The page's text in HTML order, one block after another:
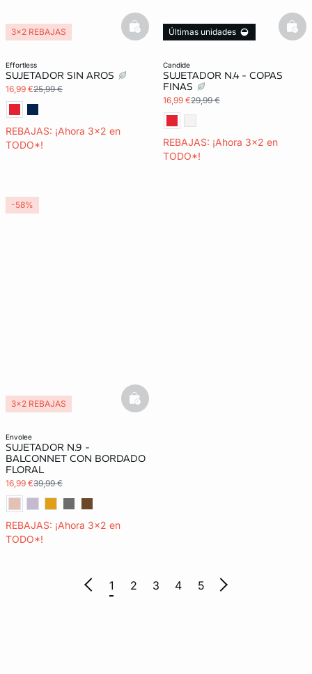
effortless
SUJETADOR SIN AROS
16,99 €25,99 €
REBAJAS: ¡Ahora 3x2 en
TODO*!
3x2 REBAJAS basketfull
candide
SUJETADOR N.4 - COPAS
FINAS
16,99 €29,99 €
REBAJAS: ¡Ahora 3x2 en
TODO*!
Últimas unidades
envolee
SUJETADOR N.9 -
BALCONNET CON BORDADO
FLORAL
16,99 €39,99 €
REBAJAS: ¡Ahora 3x2 en
TODO*!
3x2 REBAJAS basketfull
-58%
1 2 3 4 5